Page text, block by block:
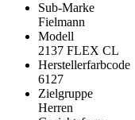
Sub-Marke
Fielmann
Modell
2137 FLEX CL
Herstellerfarbcode
6127
Zielgruppe
Herren